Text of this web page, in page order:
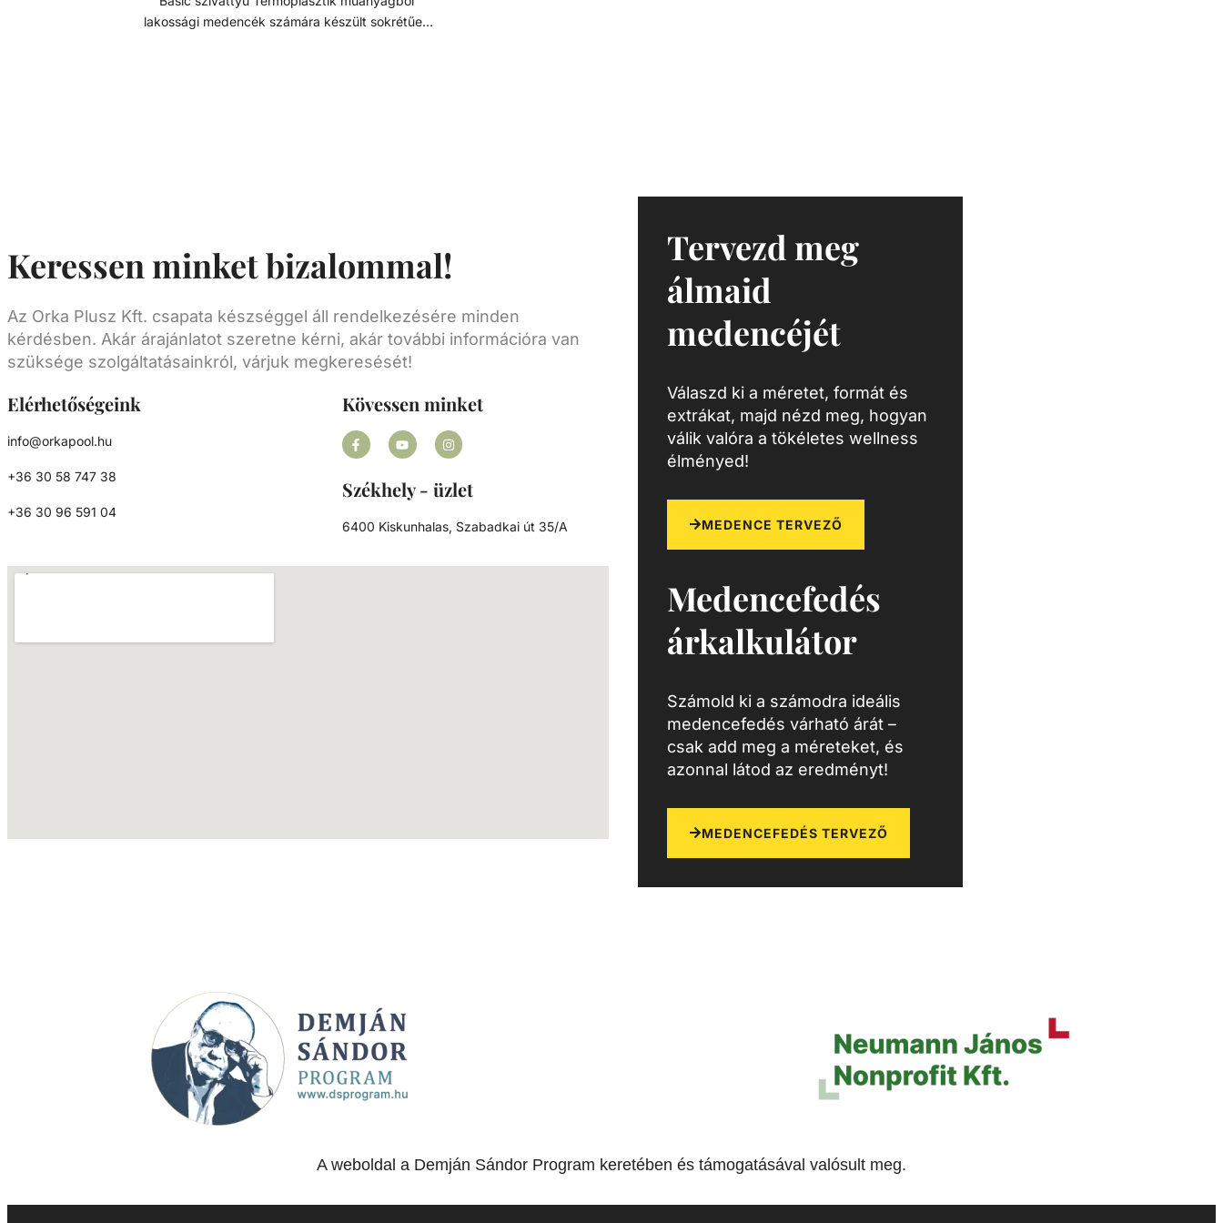
lakossági medencék számára készült sokrétűen
Keressen minket bizalommal!
Az Orka Plusz Kft. csapata készséggel áll rendelkezésére minden
kérdésben. Akár árajánlatot szeretne kérni, akár további információra van
szüksége szolgáltatásainkról, várjuk megkeresését!
Elérhetőségeink
info@orkapool.hu
+36 30 58 747 38
+36 30 96 591 04
Kövessen minket
Székhely - üzlet
6400 Kiskunhalas, Szabadkai út 35/A
Tervezd meg
álmaid
medencéjét
Válaszd ki a méretet, formát és
extrákat, majd nézd meg, hogyan
válik valóra a tökéletes wellness
élményed!
MEDENCE TERVEZŐ
Medencefedés
árkalkulátor
Számold ki a számodra ideális
medencefedés várható árát –
csak add meg a méreteket, és
azonnal látod az eredményt!
MEDENCEFEDÉS TERVEZŐ
A weboldal a Demján Sándor Program keretében és támogatásával valósult meg.